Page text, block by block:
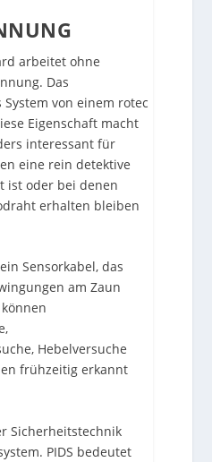
arbeitet ohne
Das
von einem rotec
Eigenschaft macht
interessant für
eine rein detektive
ist oder bei denen
erhalten bleiben
Sensorkabel, das
am Zaun
Hebelversuche
frühzeitig erkannt
Sicherheitstechnik
PIDS bedeutet